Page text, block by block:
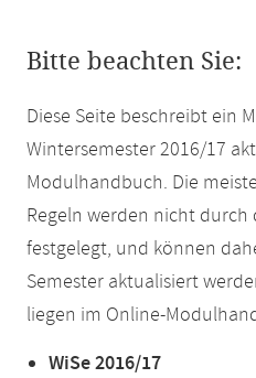
Bitte beachten Sie:
Diese Seite beschreibt ein
Wintersemester 2016/17
Modulhandbuch. Die
Regeln werden nicht
festgelegt, und können
Semester aktualisiert
liegen im Online-
WiSe 2016/17